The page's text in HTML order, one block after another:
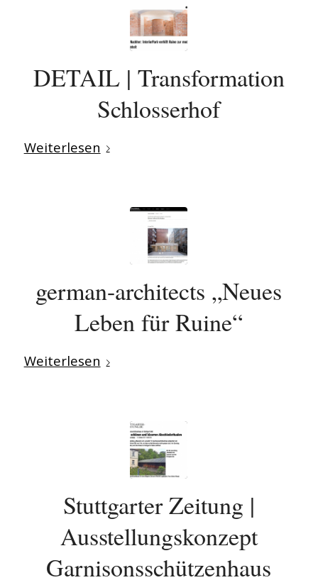
DETAIL | Transformation
Schlosserhof
Weiterlesen
german-architects „Neues
Leben für Ruine“
Weiterlesen
Stuttgarter Zeitung |
Ausstellungskonzept
Garnisonsschützenhaus